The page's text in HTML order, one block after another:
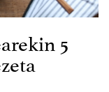
5